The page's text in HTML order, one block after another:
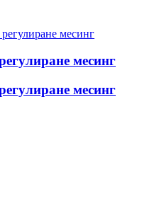
месинг
месинг